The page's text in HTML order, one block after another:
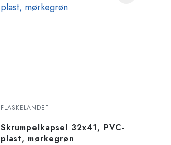
FLASKELANDET
Skrumpelkapsel 32x41, PVC-
plast, mørkegrøn